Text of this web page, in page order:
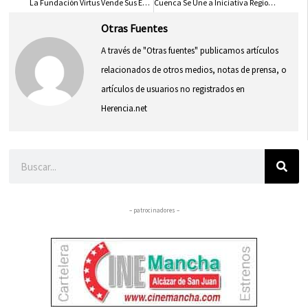
La Fundación Virtus Vende Sus Edificios al Perder el Estatus de Centro de Excelencia Cuenca Se Une a Iniciativa Regional Para Reducir Desperdicio Alimentario en Hostelería
Otras Fuentes
A través de "Otras fuentes" publicamos artículos
relacionados de otros medios, notas de prensa, o
artículos de usuarios no registrados en
Herencia.net
– patrocinadores –